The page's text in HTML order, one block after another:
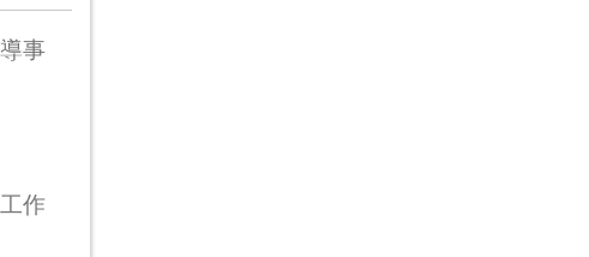
事
作